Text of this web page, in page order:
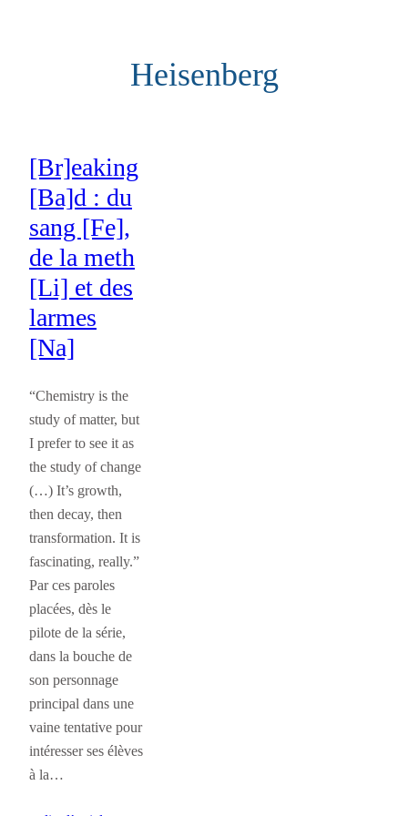
Heisenberg
[Br]eaking
[Ba]d : du
sang [Fe],
de la meth
[Li] et des
larmes
[Na]
“Chemistry is the
study of matter, but
I prefer to see it as
the study of change
(…) It’s growth,
then decay, then
transformation. It is
fascinating, really.”
Par ces paroles
placées, dès le
pilote de la série,
dans la bouche de
son personnage
principal dans une
vaine tentative pour
intéresser ses élèves
à la…